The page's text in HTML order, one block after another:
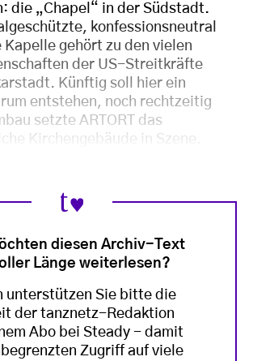
die „Chapel“ in der Südstadt.
konfessionsneutral
Kapelle gehört zu den vielen
der US-Streitkräfte
Künftig soll hier ein
entstehen, noch rechtzeitig
setzte ARTORT das
Kirchengebäude in Szene.
diesen Archiv-Text
Länge weiterlesen?
unterstützen Sie bitte die
der tanznetz-Redaktion
Abo bei Steady - damit
Zugriff auf viele